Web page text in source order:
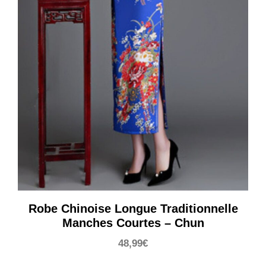
Robe Chinoise Longue Traditionnelle
Manches Courtes – Chun
48,99€